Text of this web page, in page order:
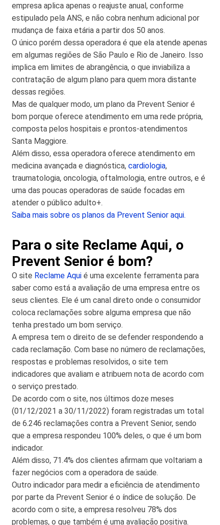
empresa aplica apenas o reajuste anual, conforme
estipulado pela ANS, e não cobra nenhum adicional por
mudança de faixa etária a partir dos 50 anos.
O único porém dessa operadora é que ela atende apenas
em algumas regiões de São Paulo e Rio de Janeiro. Isso
implica em limites de abrangência, o que inviabiliza a
contratação de algum plano para quem mora distante
dessas regiões.
Mas de qualquer modo, um plano da Prevent Senior é
bom porque oferece atendimento em uma rede própria,
composta pelos hospitais e prontos-atendimentos
Santa Maggiore.
Além disso, essa operadora oferece atendimento em
medicina avançada e diagnóstica, cardiologia,
traumatologia, oncologia, oftalmologia, entre outros, e é
uma das poucas operadoras de saúde focadas em
atender o público adulto+.
Saiba mais sobre os planos da Prevent Senior aqui.
Para o site Reclame Aqui, o
Prevent Senior é bom?
O site Reclame Aqui é uma excelente ferramenta para
saber como está a avaliação de uma empresa entre os
seus clientes. Ele é um canal direto onde o consumidor
coloca reclamações sobre alguma empresa que não
tenha prestado um bom serviço.
A empresa tem o direito de se defender respondendo a
cada reclamação. Com base no número de reclamações,
respostas e problemas resolvidos, o site tem
indicadores que avaliam e atribuem nota de acordo com
o serviço prestado.
De acordo com o site, nos últimos doze meses
(01/12/2021 a 30/11/2022) foram registradas um total
de 6.246 reclamações contra a Prevent Senior, sendo
que a empresa respondeu 100% deles, o que é um bom
indicador.
Além disso, 71.4% dos clientes afirmam que voltariam a
fazer negócios com a operadora de saúde.
Outro indicador para medir a eficiência de atendimento
por parte da Prevent Senior é o índice de solução. De
acordo com o site, a empresa resolveu 78% dos
problemas, o que também é uma avaliação positiva.